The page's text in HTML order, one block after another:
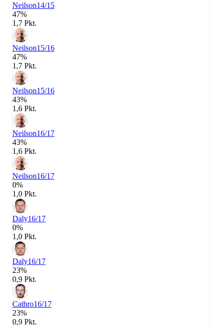
Neilson14/15
47%
1,7 Pkt.
Neilson15/16
47%
1,7 Pkt.
Neilson15/16
43%
1,6 Pkt.
Neilson16/17
43%
1,6 Pkt.
Neilson16/17
0%
1,0 Pkt.
Daly16/17
0%
1,0 Pkt.
Daly16/17
23%
0,9 Pkt.
Cathro16/17
23%
0,9 Pkt.